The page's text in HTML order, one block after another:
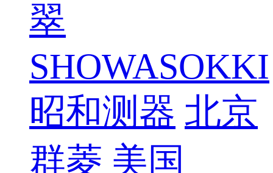
翠
SHOWASOKKI
昭和测器 北京
群菱 美国